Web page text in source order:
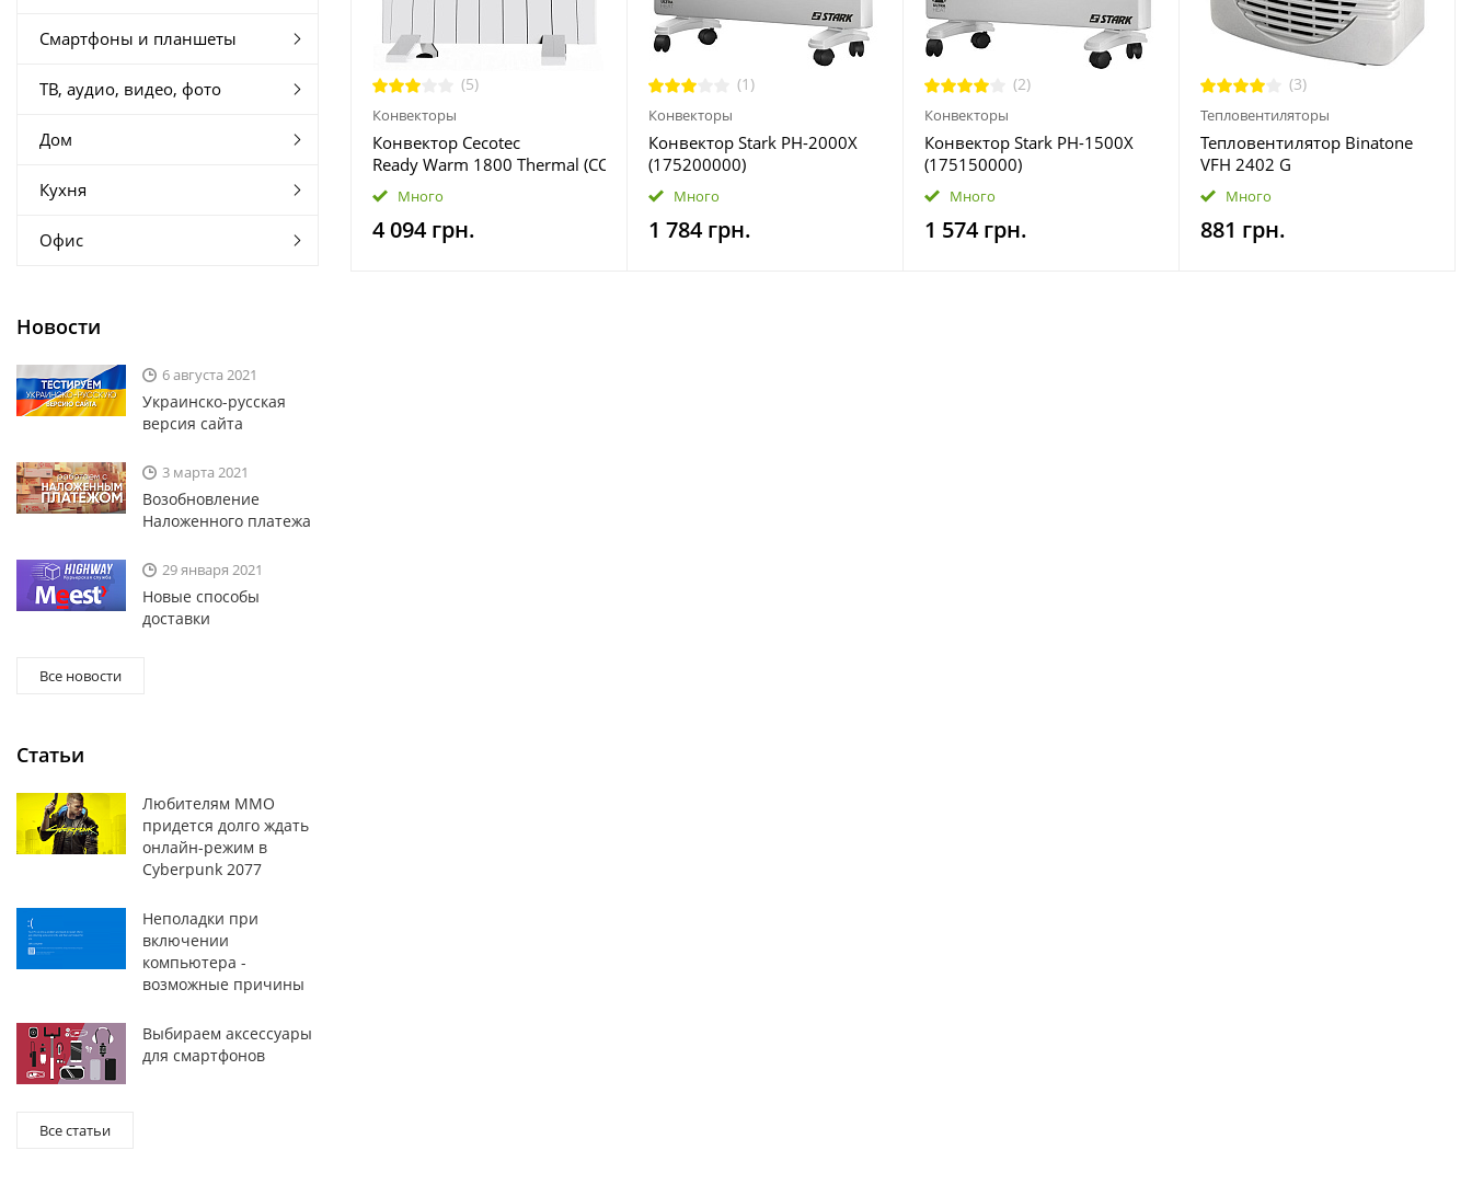
Смартфоны и планшеты
ТВ, аудио, видео, фото
Дом
Кухня
Офис
Новости
6 августа 2021
Украинско-русская
версия сайта
3 марта 2021
Возобновление
Наложенного платежа
29 января 2021
Новые способы
доставки
Все новости
Статьи
Любителям MMO
придется долго ждать
онлайн-режим в
Cyberpunk 2077
Неполадки при
включении
компьютера -
возможные причины
Выбираем аксессуары
для смартфонов
Все статьи
(5)
Конвекторы
Конвектор Cecotec
Ready Warm 1800 Thermal (CCTC-
05332)Много
4 094 грн.
(1)
Конвекторы
Конвектор Stark PH-2000X
(175200000)
Много
1 784 грн.
(2)
Конвекторы
Конвектор Stark PH-1500X
(175150000)
Много
1 574 грн.
(3)
Тепловентиляторы
Тепловентилятор Binatone
VFH 2402 G
Много
881 грн.